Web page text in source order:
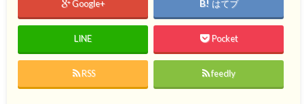
Google+ はてブ
LINE Pocket
RSS feedly